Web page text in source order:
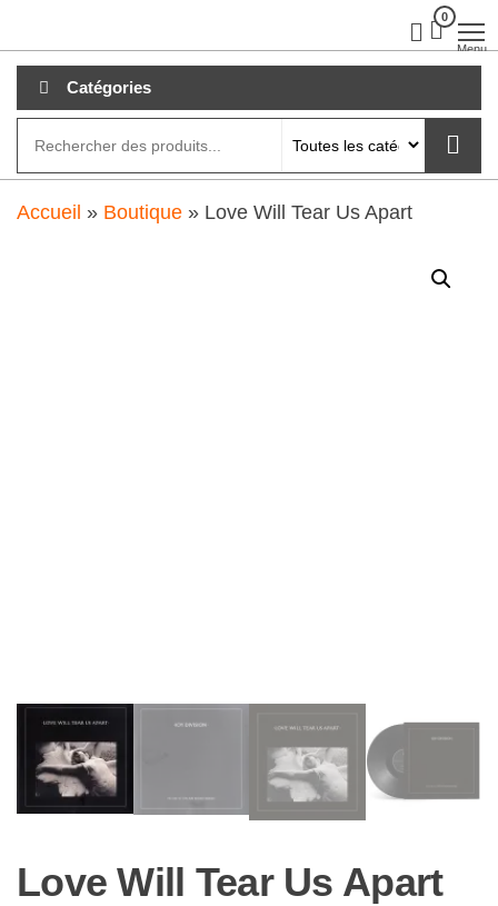
au
contenu
0
Menu
Catégories
Accueil » Boutique » Love Will Tear Us Apart
Love Will Tear Us Apart